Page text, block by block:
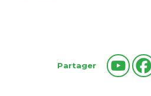
Partager